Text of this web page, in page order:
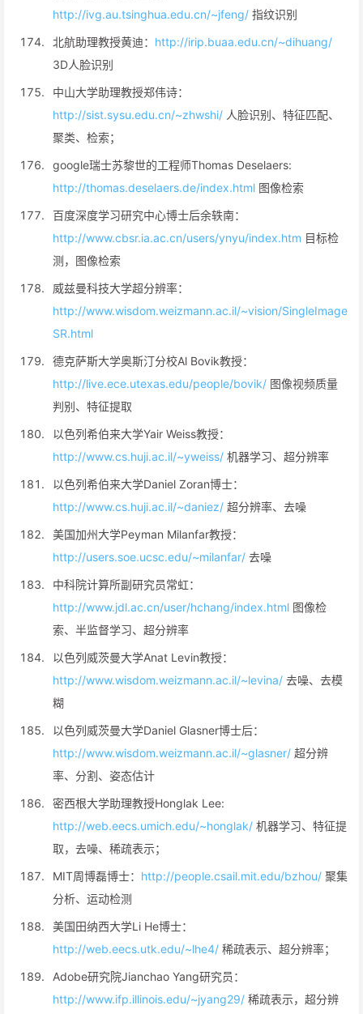
http://ivg.au.tsinghua.edu.cn/~jfeng/ 指纹识别
北航助理教授黄迪： http://irip.buaa.edu.cn/~dihuang/
3D人脸识别
中山大学助理教授郑伟诗：
http://sist.sysu.edu.cn/~zhwshi/ 人脸识别、特征匹配、
聚类、检索；
google瑞士苏黎世的工程师Thomas Deselaers:
http://thomas.deselaers.de/index.html 图像检索
百度深度学习研究中心博士后余轶南：
http://www.cbsr.ia.ac.cn/users/ynyu/index.htm 目标检
测，图像检索
威兹曼科技大学超分辨率：
http://www.wisdom.weizmann.ac.il/~vision/SingleImage
SR.html
德克萨斯大学奥斯汀分校Al Bovik教授：
http://live.ece.utexas.edu/people/bovik/ 图像视频质量
判别、特征提取
以色列希伯来大学Yair Weiss教授：
http://www.cs.huji.ac.il/~yweiss/ 机器学习、超分辨率
以色列希伯来大学Daniel Zoran博士：
http://www.cs.huji.ac.il/~daniez/ 超分辨率、去噪
美国加州大学Peyman Milanfar教授：
http://users.soe.ucsc.edu/~milanfar/ 去噪
中科院计算所副研究员常虹：
http://www.jdl.ac.cn/user/hchang/index.html 图像检
索、半监督学习、超分辨率
以色列威茨曼大学Anat Levin教授：
http://www.wisdom.weizmann.ac.il/~levina/ 去噪、去模
糊
以色列威茨曼大学Daniel Glasner博士后：
http://www.wisdom.weizmann.ac.il/~glasner/ 超分辨
率、分割、姿态估计
密西根大学助理教授Honglak Lee:
http://web.eecs.umich.edu/~honglak/ 机器学习、特征提
取，去噪、稀疏表示；
MIT周博磊博士： http://people.csail.mit.edu/bzhou/ 聚集
分析、运动检测
美国田纳西大学Li He博士：
http://web.eecs.utk.edu/~lhe4/ 稀疏表示、超分辨率；
Adobe研究院Jianchao Yang研究员：
http://www.ifp.illinois.edu/~jyang29/ 稀疏表示，超分辨